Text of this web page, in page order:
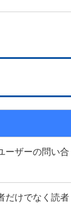
ーザーの問い合
だけでなく読者